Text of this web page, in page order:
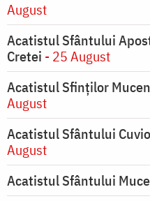
August
Acatistul Sfântului
Cretei - 25 August
Acatistul Sfinților
August
Acatistul Sfântului
August
Acatistul Sfântului